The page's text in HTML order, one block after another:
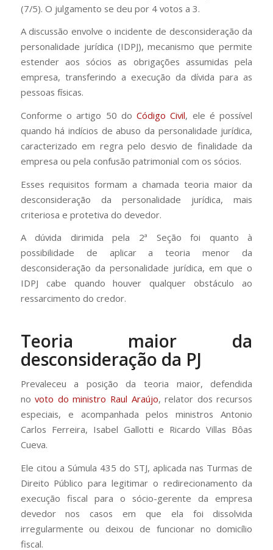
(7/5). O julgamento se deu por 4 votos a 3.
A discussão envolve o incidente de desconsideração da
personalidade jurídica (IDPJ), mecanismo que permite
estender aos sócios as obrigações assumidas pela
empresa, transferindo a execução da dívida para as
pessoas físicas.
Conforme o artigo 50 doCódigo Civil, ele é possível
quando há indícios de abuso da personalidade jurídica,
caracterizado em regra pelo desvio de finalidade da
empresa ou pela confusão patrimonial com os sócios.
Esses requisitos formam a chamada teoria maior da
desconsideração da personalidade jurídica, mais
criteriosa e protetiva do devedor.
A dúvida dirimida pela 2ª Seção foi quanto à
possibilidade de aplicar a teoria menor da
desconsideração da personalidade jurídica, em que o
IDPJ cabe quando houver qualquer obstáculo ao
ressarcimento do credor.
Teoria maior da
desconsideração da PJ
Prevaleceu a posição da teoria maior, defendida
novoto do ministro Raul Araújo, relator dos recursos
especiais, e acompanhada pelos ministros Antonio
Carlos Ferreira, Isabel Gallotti e Ricardo Villas Bôas
Cueva.
Ele citou a Súmula 435 do STJ, aplicada nas Turmas de
Direito Público para legitimar o redirecionamento da
execução fiscal para o sócio-gerente da empresa
devedor nos casos em que ela foi dissolvida
irregularmente ou deixou de funcionar no domicílio
fiscal.